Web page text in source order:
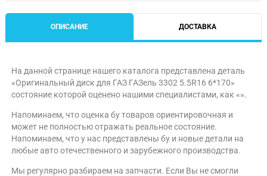
ОПИСАНИЕ ДОСТАВКА
На данной странице нашего каталога представлена деталь
«Оригинальный диск для ГАЗ ГАЗель 3302 5.5R16 6*170»
состояние которой оценено нашими специалистами, как «».
Напоминаем, что оценка бу товаров ориентировочная и
может не полностью отражать реальное состояние.
Напоминаем, что у нас представлены бу и новые детали на
любые авто отечественного и зарубежного производства.
Мы регулярно разбираем на запчасти. Если Вы не смогли